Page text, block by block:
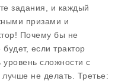
задания, и каждый
призами и
Почему бы не
если трактор
уровень сложности с
не делать. Третье: